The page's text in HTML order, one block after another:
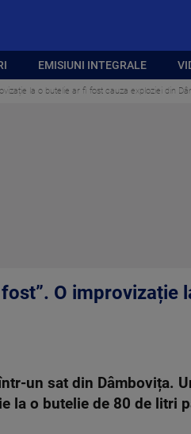
EMISIUNI INTEGRALE
la o butelie ar fi fost cauza exploziei din
O
un sat din Dâmbovița.
la o butelie de 80 de litri